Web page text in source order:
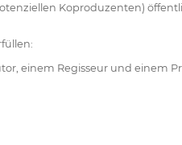
Koproduzenten)
einem Regisseur und einem